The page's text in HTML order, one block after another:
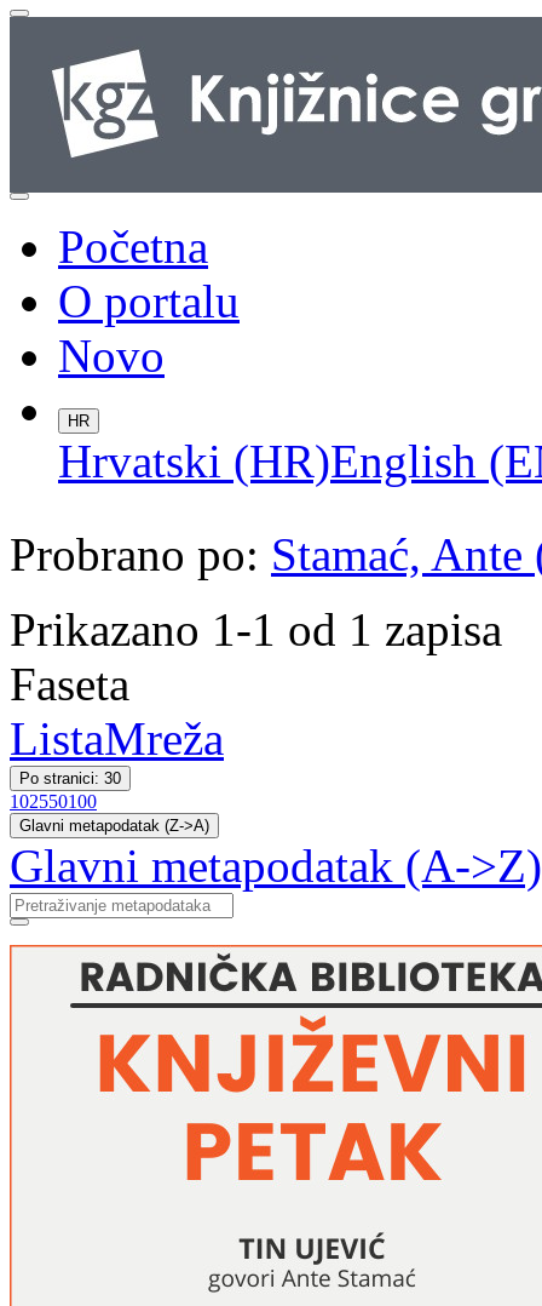
Početna
O portalu
Novo
HR
Hrvatski (HR)English
Probrano po: Stamać,
Prikazano 1-1 od 1 zapisa
Faseta
ListaMreža
Po stranici: 30
102550100
Glavni metapodatak (Z->A)
Glavni metapodatak (A->Z)